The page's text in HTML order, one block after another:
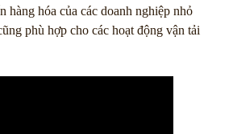
hàng hóa của các doanh nghiệp nhỏ
phù hợp cho các hoạt động vận tải